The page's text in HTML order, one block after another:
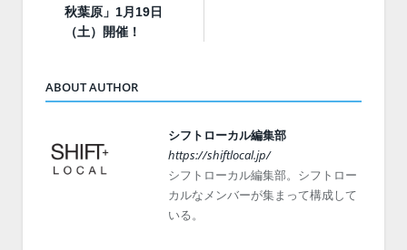
秋葉原」1月19日
（土）開催！
ABOUT AUTHOR
シフトローカル編集部
https://shiftlocal.jp/
シフトローカル編集部。シフトロー
カルなメンバーが集まって構成して
いる。